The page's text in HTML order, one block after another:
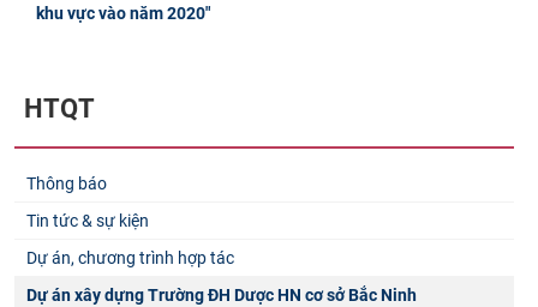
khu vực vào năm 2020"
HTQT
Thông báo
Tin tức & sự kiện
Dự án, chương trình hợp tác
Dự án xây dựng Trường ĐH Dược HN cơ sở Bắc Ninh